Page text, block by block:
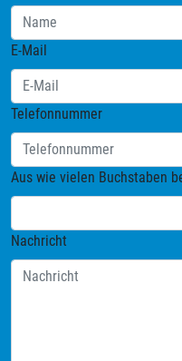
E-Mail
Telefonnummer
Aus wie vielen Buchstaben
Nachricht